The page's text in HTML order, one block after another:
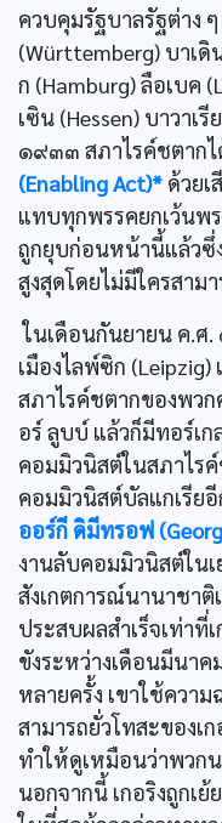
ควบคุมรัฐบาลรัฐต่าง
(Württemberg) บาเดิ
ก (Hamburg) ลือเบค
เซิน (Hessen) บาวา
๑๙๓๓ สภาไรค์ชตาก
(Enabling Act)* ด้วยเ
แทบทุกพรรคยกเว้นพ
ถูกยุบก่อนหน้านี้แล้วซึ่
สูงสุดโดยไม่มีใครสาม
ในเดือนกันยายน ค.ศ
เมืองไลพ์ซิก (Leipzig)
สภาไรค์ชตากของพว
อร์ ลูบบ์ แล้วก็มีทอร์เก
คอมมิวนิสต์ในสภาไร
คอมมิวนิสต์บัลแกเรีย
ออร์กี ดิมีทรอฟ
งานลับคอมมิวนิสต์ใน
สังเกตการณ์นานาชาติ
ประสบผลสำเร็จเท่าที่
ขังระหว่างเดือนมีนา
หลายครั้ง เขาใช้ควา
สามารถยั่วโทสะของเ
ทำให้ดูเหมือนว่าพวก
นอกจากนี้ เกอริงถูกเ